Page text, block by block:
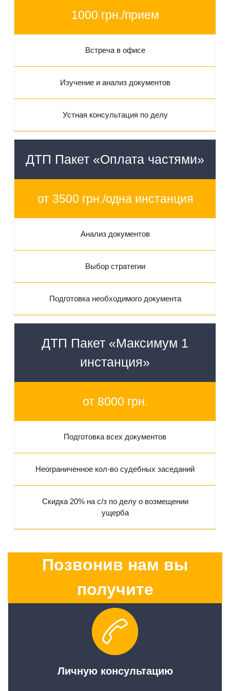
1000 грн./прием
Встреча в офисе
Изучение и анализ документов
Устная консультация по делу
ДТП Пакет «Оплата частями»
от 3500 грн./одна инстанция
Анализ документов
Выбор стратегии
Подготовка необходимого документа
ДТП Пакет «Максимум 1
инстанция»
от 8000 грн.
Подготовка всех документов
Неограниченное кол-во судебных заседаний
Скидка 20% на с/з по делу о возмещении
ущерба
Позвонив нам вы
получите
Личную консультацию